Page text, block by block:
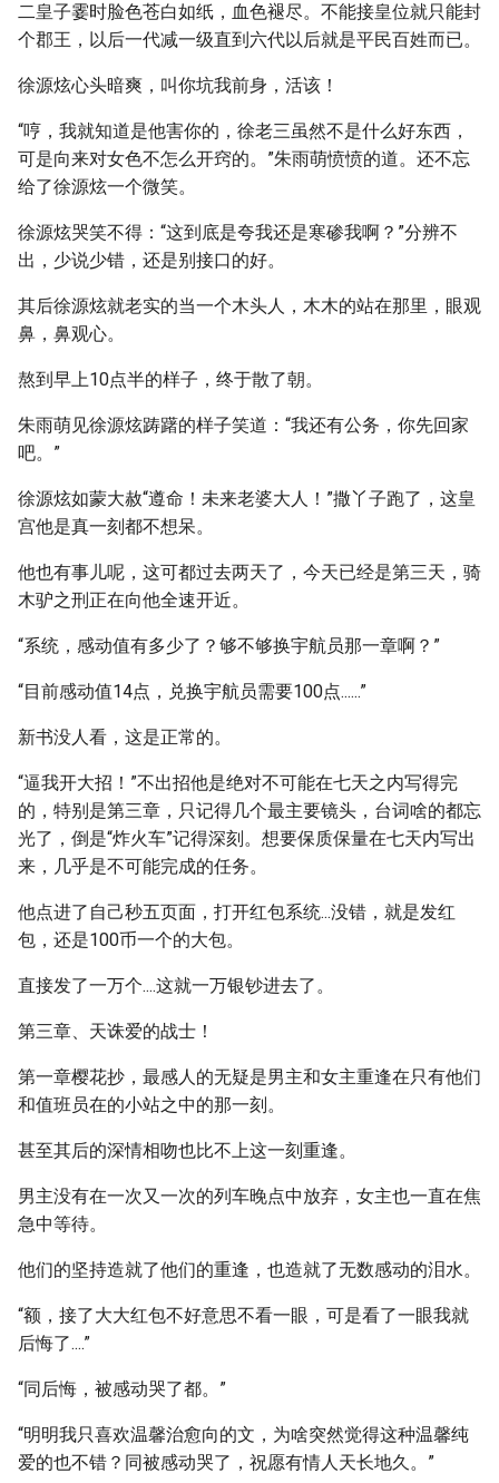
二皇子霎时脸色苍白如纸，血色褪尽。不能接皇位就只能封
个郡王，以后一代减一级直到六代以后就是平民百姓而已。
徐源炫心头暗爽，叫你坑我前身，活该！
“哼，我就知道是他害你的，徐老三虽然不是什么好东西，
可是向来对女色不怎么开窍的。”朱雨萌愤愤的道。还不忘
给了徐源炫一个微笑。
徐源炫哭笑不得：“这到底是夸我还是寒碜我啊？”分辨不
出，少说少错，还是别接口的好。
其后徐源炫就老实的当一个木头人，木木的站在那里，眼观
鼻，鼻观心。
熬到早上10点半的样子，终于散了朝。
朱雨萌见徐源炫踌躇的样子笑道：“我还有公务，你先回家
吧。”
徐源炫如蒙大赦“遵命！未来老婆大人！”撒丫子跑了，这皇
宫他是真一刻都不想呆。
他也有事儿呢，这可都过去两天了，今天已经是第三天，骑
木驴之刑正在向他全速开近。
“系统，感动值有多少了？够不够换宇航员那一章啊？”
“目前感动值14点，兑换宇航员需要100点......”
新书没人看，这是正常的。
“逼我开大招！”不出招他是绝对不可能在七天之内写得完
的，特别是第三章，只记得几个最主要镜头，台词啥的都忘
光了，倒是“炸火车”记得深刻。想要保质保量在七天内写出
来，几乎是不可能完成的任务。
他点进了自己秒五页面，打开红包系统...没错，就是发红
包，还是100币一个的大包。
直接发了一万个....这就一万银钞进去了。
第三章、天诛爱的战士！
第一章樱花抄，最感人的无疑是男主和女主重逢在只有他们
和值班员在的小站之中的那一刻。
甚至其后的深情相吻也比不上这一刻重逢。
男主没有在一次又一次的列车晚点中放弃，女主也一直在焦
急中等待。
他们的坚持造就了他们的重逢，也造就了无数感动的泪水。
“额，接了大大红包不好意思不看一眼，可是看了一眼我就
后悔了....”
“同后悔，被感动哭了都。”
“明明我只喜欢温馨治愈向的文，为啥突然觉得这种温馨纯
爱的也不错？同被感动哭了，祝愿有情人天长地久。”